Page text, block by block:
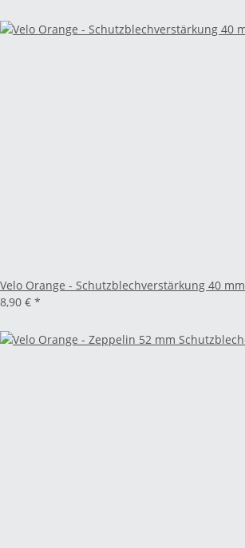
Velo Orange - Schutzblechverstärkung 40 mm
8,90 € *